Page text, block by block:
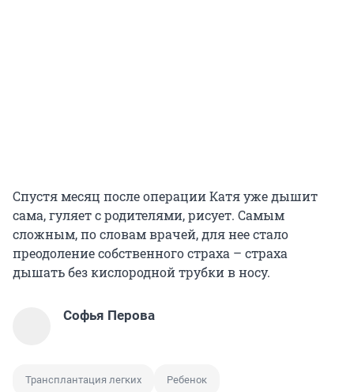
Спустя месяц после операции Катя уже дышит
сама, гуляет с родителями, рисует. Самым
сложным, по словам врачей, для нее стало
преодоление собственного страха – страха
дышать без кислородной трубки в носу.
Софья Перова
Трансплантация легких Ребенок